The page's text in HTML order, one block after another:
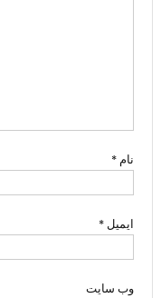
نام*
ایمیل *
وب‌ سایت